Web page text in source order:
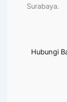
Surabaya.
Hubungi